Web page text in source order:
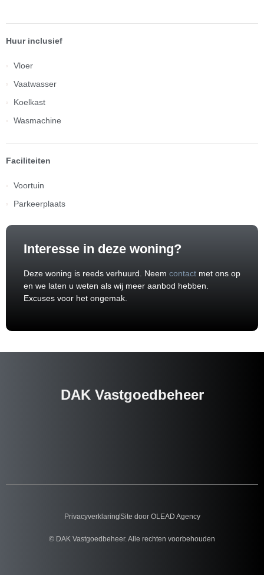
Huur inclusief
Vloer
Vaatwasser
Koelkast
Wasmachine
Faciliteiten
Voortuin
Parkeerplaats
Interesse in deze woning?
Deze woning is reeds verhuurd. Neem contact met ons op
en we laten u weten als wij meer aanbod hebben.
Excuses voor het ongemak.
DAK Vastgoedbeheer
PrivacyverklaringSite door OLEAD Agency
© DAK Vastgoedbeheer. Alle rechten voorbehouden